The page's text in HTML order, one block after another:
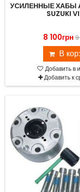
УСИЛЕННЫЕ ХАБЫ
SUZUKI
8 100грн
В
Добавить в
Добавить к